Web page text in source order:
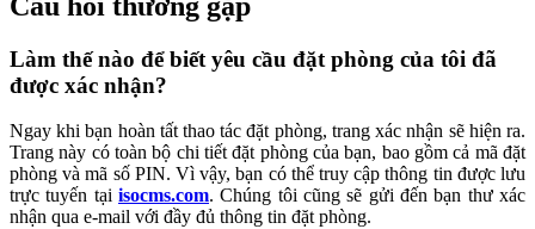
Làm thế nào để biết yêu cầu đặt phòng của tôi đã
được xác nhận?
Ngay khi bạn hoàn tất thao tác đặt phòng, trang xác nhận sẽ hiện ra.
Trang này có toàn bộ chi tiết đặt phòng của bạn, bao gồm cả mã đặt
phòng và mã số PIN. Vì vậy, bạn có thể truy cập thông tin được lưu
trực tuyến tại isocms.com. Chúng tôi cũng sẽ gửi đến bạn thư xác
nhận qua e-mail với đầy đủ thông tin đặt phòng.